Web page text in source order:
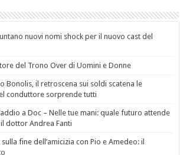
nuovi nomi shock per il nuovo cast del
del Trono Over di Uomini e Donne
Bonolis, il retroscena sui soldi scatena le
conduttore sorprende tutti
a Doc – Nelle tue mani: quale futuro attende
il dottor Andrea Fanti
fine dell’amicizia con Pio e Amedeo: il